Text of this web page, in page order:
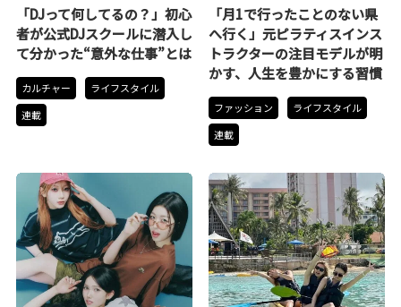
「DJって何してるの？」初心
者が公式DJスクールに潜入し
て分かった“意外な仕事”とは
カルチャー
ライフスタイル
連載
「月1で行ったことのない県
へ行く」元ピラティスインス
トラクターの注目モデルが明
かす、人生を豊かにする習慣
ファッション
ライフスタイル
連載